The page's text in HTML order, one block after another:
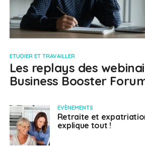
ETUDIER ET TRAVAILLER
Les replays des
Business Booster
EVÈNEMENTS
Retraite et
explique tout !